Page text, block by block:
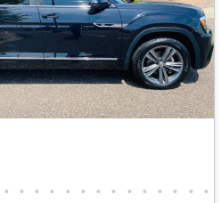
• • • • • • • • • • • • • •